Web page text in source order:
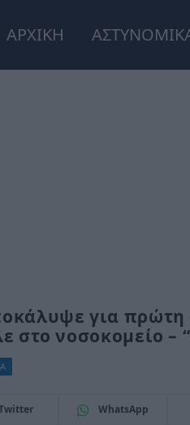
ΑΡΧΙΚΗ
για
στο νοσοκομείο
WhatsApp